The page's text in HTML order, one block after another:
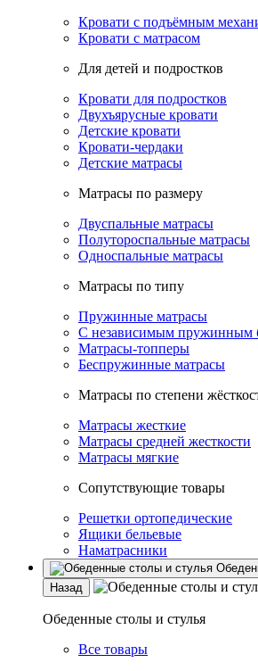
Кровати с подъёмным
Кровати с матрасом
Для детей и подростков
Кровати для подростков
Двухъярусные кровати
Детские кровати
Кровати-чердаки
Детские матрасы
Матрасы по размеру
Двуспальные матрасы
Полутороспальные матрасы
Односпальные матрасы
Матрасы по типу
Пружинные матрасы
С независимым пружинным
Матрасы-топперы
Беспружинные матрасы
Матрасы по степени
Матрасы жесткие
Матрасы средней жесткости
Матрасы мягкие
Сопутствующие товары
Решетки ортопедические
Ящики бельевые
Наматрасники
Назад
Обеденные столы и стулья
Все товары